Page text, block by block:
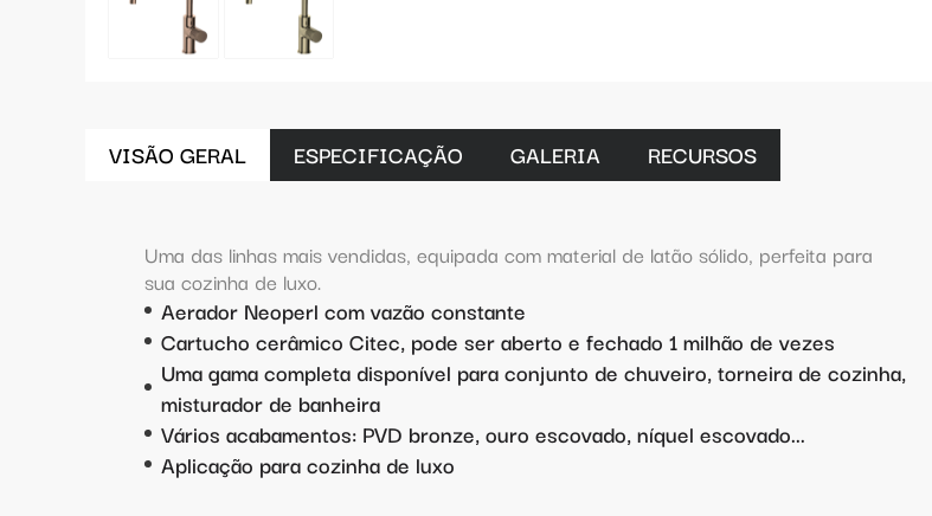
VISÃO GERAL ESPECIFICAÇÃO GALERIA RECURSOS
Uma das linhas mais vendidas, equipada com material de latão sólido, perfeita para
sua cozinha de luxo.
Aerador Neoperl com vazão constante
Cartucho cerâmico Citec, pode ser aberto e fechado 1 milhão de vezes
Uma gama completa disponível para conjunto de chuveiro, torneira de cozinha,
misturador de banheira
Vários acabamentos: PVD bronze, ouro escovado, níquel escovado...
Aplicação para cozinha de luxo